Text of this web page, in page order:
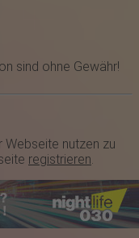
sind ohne Gewähr!
Webseite nutzen zu
registrieren.